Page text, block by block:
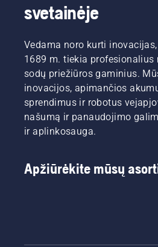
svetainėje
Vedama noro kurti inovacijas,
1689 m. tiekia profesionalius
sodų priežiūros gaminius.
inovacijos, apimančios
sprendimus ir robotus
našumą ir panaudojimo
ir aplinkosauga.
Apžiūrėkite mūsų